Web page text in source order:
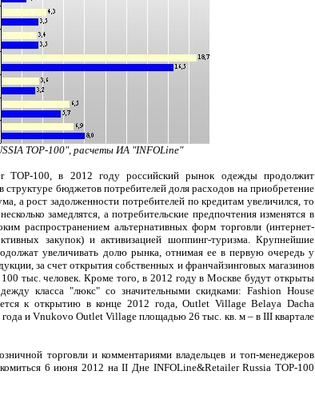
TOP-100", расчеты ИА "INFOLine"
TOP-100, в 2012 году российский рынок одежды продолжит
структуре бюджетов потребителей доля расходов на приобретение
а рост задолженности потребителей по кредитам увеличился, то
замедлятся, а потребительские предпочтения изменятся в
распространением альтернативных форм торговли (интернет-
закупок) и активизацией шоппинг-туризма. Крупнейшие
увеличивать долю рынка, отнимая ее в первую очередь у
за счет открытия собственных и франчайзинговых магазинов
тыс. человек. Кроме того, в 2012 году в Москве будут открыты
класса "люкс" со значительными скидками: Fashion House
к открытию в конце 2012 года, Outlet Village Belaya Dacha
и Vnukovo Outlet Village площадью 26 тыс. кв. м – в III квартале
торговли и комментариями владельцев и топ-менеджеров
6 июня 2012 на II Дне INFOLine&Retailer Russia TOP-100